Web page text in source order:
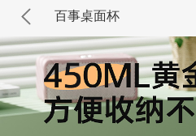
百事桌面杯